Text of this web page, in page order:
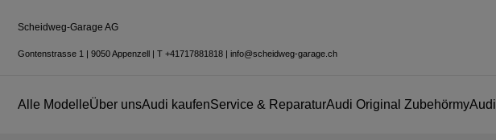
Scheidweg-Garage AG
Gontenstrasse 1 | 9050 Appenzell | T +41717881818 | info@scheidweg-garage.ch
Alle ModelleÜber unsAudi kaufenService & ReparaturAudi Original ZubehörmyAudi